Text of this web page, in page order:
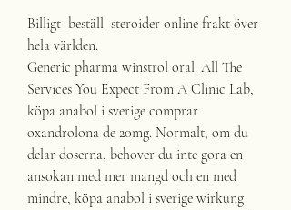
Billigt  beställ  steroider online frakt över
hela världen.
Generic pharma winstrol oral. All The
Services You Expect From A Clinic Lab,
köpa anabol i sverige comprar
oxandrolona de 20mg. Normalt, om du
delar doserna, behover du inte gora en
ansokan med mer mangd och en med
mindre, köpa anabol i sverige wirkung